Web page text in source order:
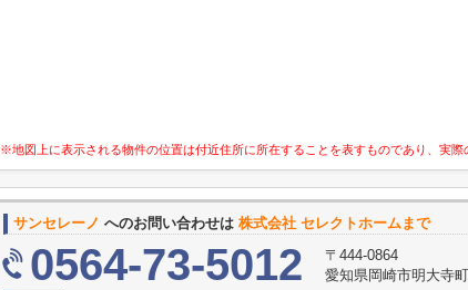
※地図上に表示される物件の位置は付近住所に所在することを表すものであり、実際
サンセレーノ へのお問い合わせは 株式会社 セレクトホームまで
0564-73-5012
〒444-0864
愛知県岡崎市明大寺